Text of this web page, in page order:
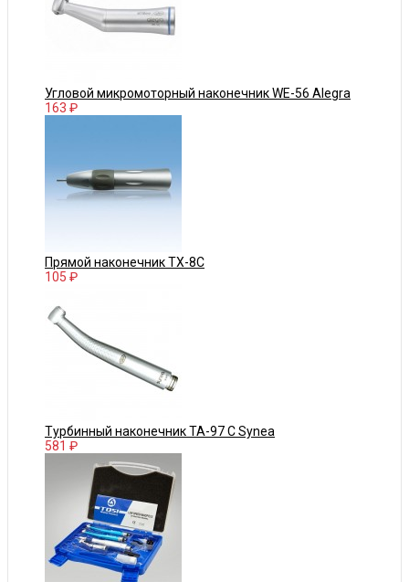
Угловой микромоторный наконечник WE-56 Alegra
163 ₽
Прямой наконечник TX-8C
105 ₽
Турбинный наконечник TA-97 C Synea
581 ₽